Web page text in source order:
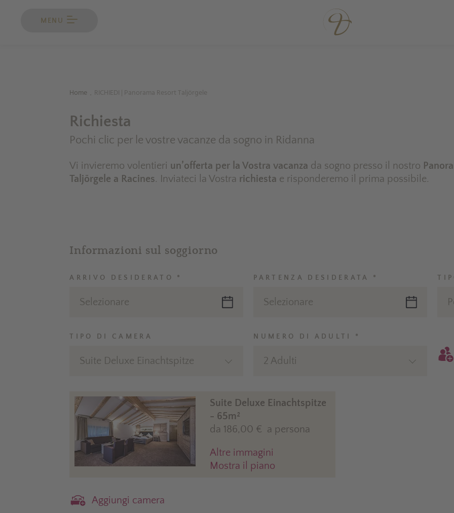
MENU
Home . RICHIEDI | Panorama Resort Taljörgele
Richiesta
Pochi clic per le vostre vacanze da sogno in Ridanna
Vi invieremo volentieri un’offerta per la Vostra vacanza da sogno presso il nostro
Taljörgele a Racines. Inviateci la Vostra richiesta e risponderemo il prima possibile.
Informazioni sul soggiorno
ARRIVO DESIDERATO *
Selezionare
PARTENZA DESIDERATA *
Selezionare
TIPO DI CAMERA
Suite Deluxe Einachtspitze
NUMERO DI ADULTI *
2 Adulti
Suite Deluxe Einachtspitze
- 65m²
da 186,00 € a persona
Altre immagini
Mostra il piano
Aggiungi camera